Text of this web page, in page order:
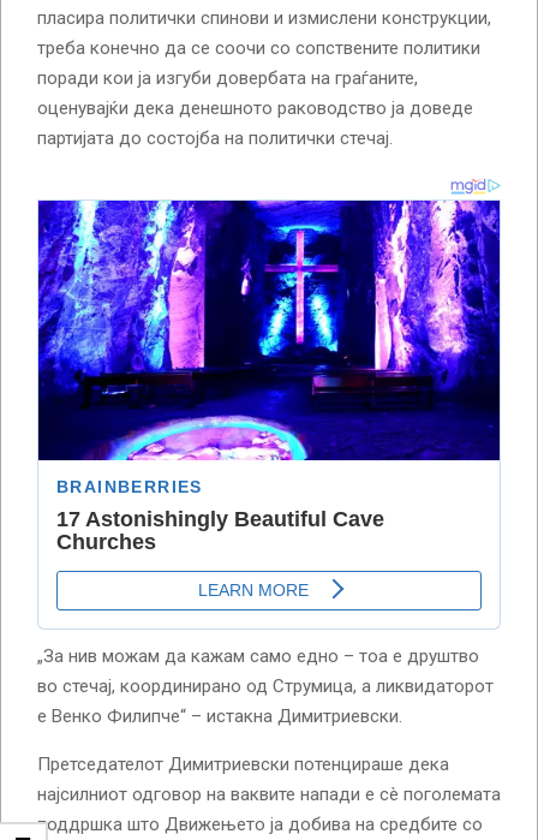
пласира политички спинови и измислени конструкции,
треба конечно да се соочи со сопствените политики
поради кои ја изгуби довербата на граѓаните,
оценувајќи дека денешното раководство ја доведе
партијата до состојба на политички стечај.
„За нив можам да кажам само едно – тоа е друштво
во стечај, координирано од Струмица, а ликвидаторот
е Венко Филипче“ – истакна Димитриевски.
Претседателот Димитриевски потенцираше дека
најсилниот одговор на ваквите напади е сè поголемата
поддршка што Движењето ја добива на средбите со